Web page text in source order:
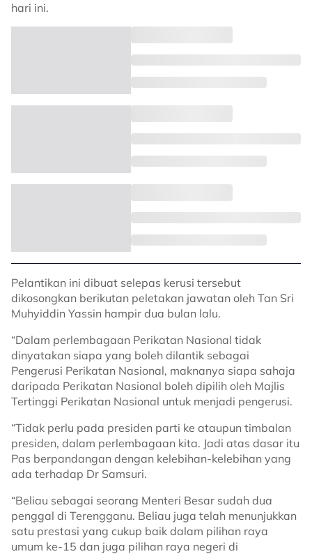
hari ini.
Pelantikan ini dibuat selepas kerusi tersebut
dikosongkan berikutan peletakan jawatan oleh Tan Sri
Muhyiddin Yassin hampir dua bulan lalu.
“Dalam perlembagaan Perikatan Nasional tidak
dinyatakan siapa yang boleh dilantik sebagai
Pengerusi Perikatan Nasional, maknanya siapa sahaja
daripada Perikatan Nasional boleh dipilih oleh Majlis
Tertinggi Perikatan Nasional untuk menjadi pengerusi.
“Tidak perlu pada presiden parti ke ataupun timbalan
presiden, dalam perlembagaan kita. Jadi atas dasar itu
Pas berpandangan dengan kelebihan-kelebihan yang
ada terhadap Dr Samsuri.
“Beliau sebagai seorang Menteri Besar sudah dua
penggal di Terengganu. Beliau juga telah menunjukkan
satu prestasi yang cukup baik dalam pilihan raya
umum ke-15 dan juga pilihan raya negeri di